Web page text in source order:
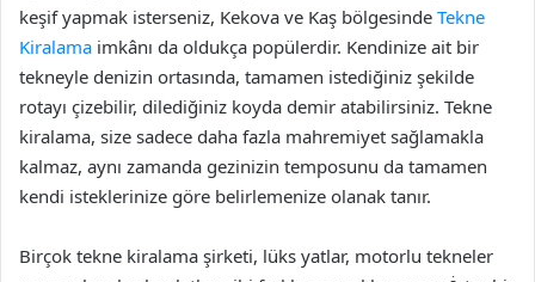
keşif yapmak isterseniz, Kekova ve Kaş bölgesinde Tekne
Kiralama imkânı da oldukça popülerdir. Kendinize ait bir
tekneyle denizin ortasında, tamamen istediğiniz şekilde
rotayı çizebilir, dilediğiniz koyda demir atabilirsiniz. Tekne
kiralama, size sadece daha fazla mahremiyet sağlamakla
kalmaz, aynı zamanda gezinizin temposunu da tamamen
kendi isteklerinize göre belirlemenize olanak tanır.
Birçok tekne kiralama şirketi, lüks yatlar, motorlu tekneler